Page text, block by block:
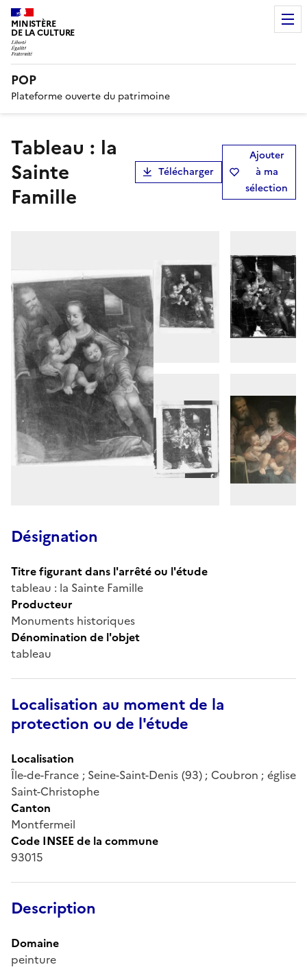
MINISTÈRE
DE LA CULTURE
POP
Plateforme ouverte du patrimoine
tableau : la
Sainte
Famille
Télécharger
Ajouter
à ma
sélection
Désignation
Titre figurant dans l'arrêté ou l'étude
tableau : la Sainte Famille
Producteur
Monuments historiques
Dénomination de l'objet
tableau
Localisation au moment de la
protection ou de l'étude
Localisation
Île-de-France ; Seine-Saint-Denis (93) ; Coubron ; église
Saint-Christophe
Canton
Montfermeil
Code INSEE de la commune
93015
Description
Domaine
peinture